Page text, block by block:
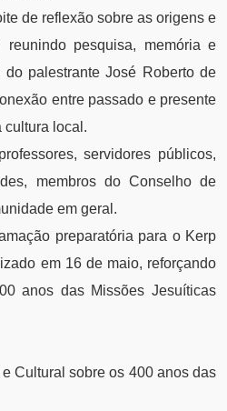
de reflexão sobre as origens e
reunindo pesquisa, memória e
palestrante José Roberto de
entre passado e presente
cultura local.
servidores públicos,
membros do Conselho de
em geral.
preparatória para o Kerp
em 16 de maio, reforçando
anos das Missões Jesuíticas
Cultural sobre os 400 anos das